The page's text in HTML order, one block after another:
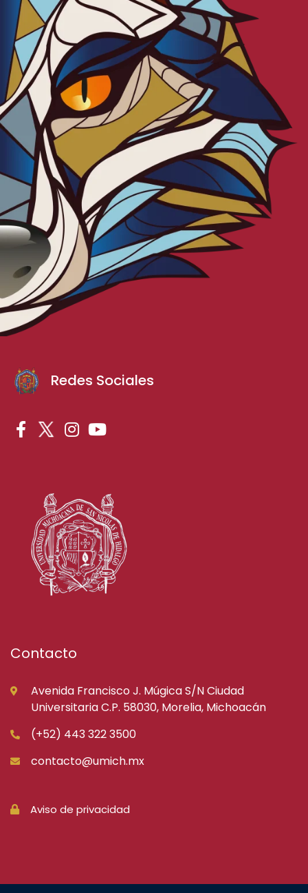
Redes Sociales
Contacto
Avenida Francisco J. Múgica S/N Ciudad
Universitaria C.P. 58030, Morelia, Michoacán
(+52) 443 322 3500
contacto@umich.mx
Aviso de privacidad